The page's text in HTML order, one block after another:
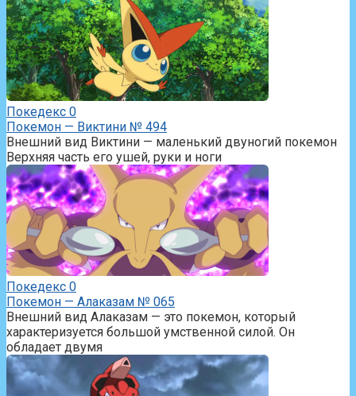
Покедекс 0
Покемон — Виктини № 494
Внешний вид Виктини — маленький двуногий покемон
Верхняя часть его ушей, руки и ноги
Покедекс 0
Покемон — Алаказам № 065
Внешний вид Алаказам — это покемон, который
характеризуется большой умственной силой. Он
обладает двумя